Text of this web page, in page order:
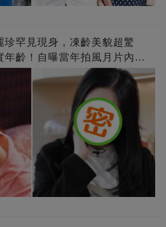
珍罕見現身，凍齡美貌超驚
年齡！自曝當年拍風月片內
久了」？